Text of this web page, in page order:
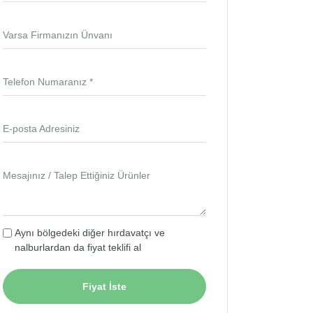
Varsa Firmanızın Ünvanı
Telefon Numaranız *
E-posta Adresiniz
Mesajınız / Talep Ettiğiniz Ürünler
Aynı bölgedeki diğer hırdavatçı ve
nalburlardan da fiyat teklifi al
Fiyat İste